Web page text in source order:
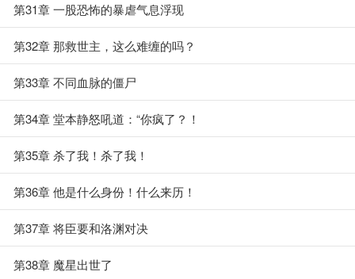
第31章 一股恐怖的暴虐气息浮现
第32章 那救世主，这么难缠的吗？
第33章 不同血脉的僵尸
第34章 堂本静怒吼道：“你疯了？！
第35章 杀了我！杀了我！
第36章 他是什么身份！什么来历！
第37章 将臣要和洛渊对决
第38章 魔星出世了